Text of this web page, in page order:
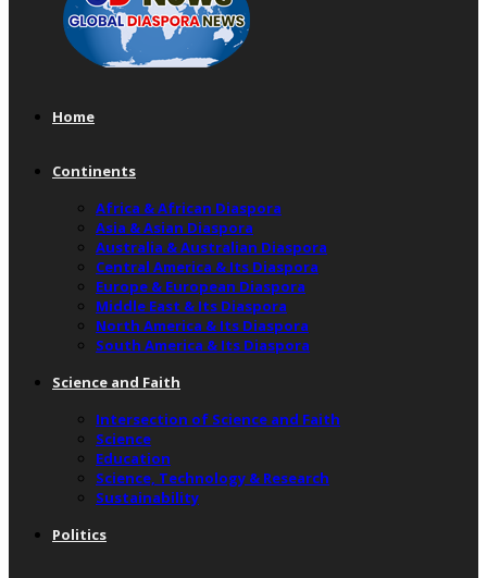
Home
Continents
Africa & African Diaspora
Asia & Asian Diaspora
Australia & Australian Diaspora
Central America & Its Diaspora
Europe & European Diaspora
Middle East & Its Diaspora
North America & Its Diaspora
South America & Its Diaspora
Science and Faith
Intersection of Science and Faith
Science
Education
Science, Technology & Research
Sustainability
Politics